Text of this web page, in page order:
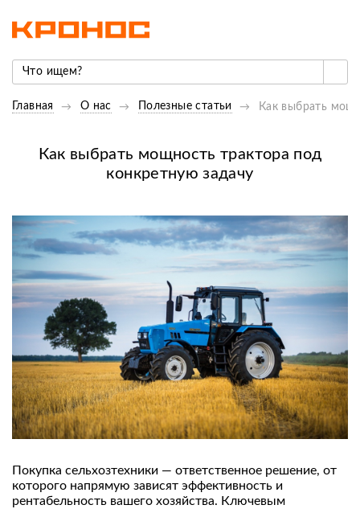
Главная О нас Полезные статьи Как выбрать
Как выбрать мощность трактора под
конкретную задачу
Покупка сельхозтехники — ответственное решение, от
которого напрямую зависят эффективность и
рентабельность вашего хозяйства. Ключевым